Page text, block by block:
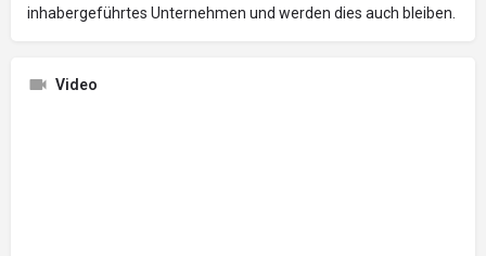
inhabergeführtes Unternehmen und werden dies auch bleiben.
Video